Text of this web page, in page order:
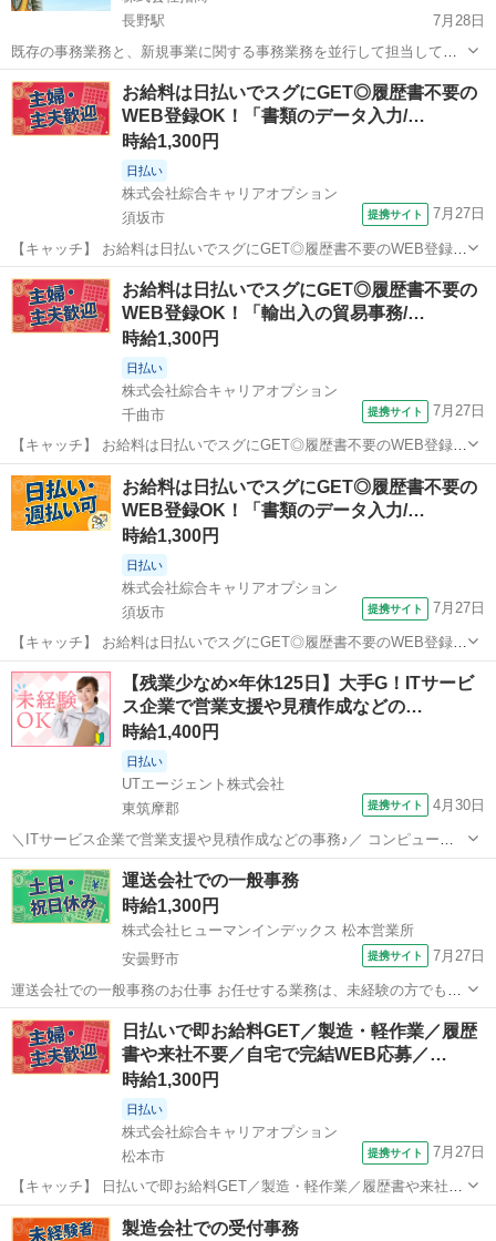
長野駅
7月28日
既存の事務業務と、新規事業に関する事務業務を並行して担当してい
ただきます。入社当初は一般事務を中心とし、習熟に応じて新規事業
側の比重を高めいく予定です。 ■ 一般事務業務 電話応対・来客対応
各種書類作成（Word...
長野 長野市 長野駅 事務 業務
お給料は日払いでスグにGET◎履歴書不要の
WEB登録OK！「書類のデータ入力/…
時給1,300円
日払い
株式会社綜合キャリアオプション
須坂市
提携サイト 7月27日
【キャッチ】 お給料は日払いでスグにGET◎履歴書不要のWEB登録
OK！「書類のデータ入力/事務」高時給1300円！北須坂周辺！20代～
40代のスタッフが多数活躍中★ 【コメント】 ＼大手人材派遣会社で働
きませんか♪／ ...
長野 須坂市 一般事務
お給料は日払いでスグにGET◎履歴書不要の
WEB登録OK！「輸出入の貿易事務/…
時給1,300円
日払い
株式会社綜合キャリアオプション
千曲市
提携サイト 7月27日
【キャッチ】 お給料は日払いでスグにGET◎履歴書不要のWEB登録
OK！「輸出入の貿易事務/書類作成」高時給1300円！戸倉周辺！20代
～40代のスタッフが多数活躍中★ 【コメント】 製造のお仕事をお探し
におススメ♪ 「...
長野 千曲市 一般事務
お給料は日払いでスグにGET◎履歴書不要の
WEB登録OK！「書類のデータ入力/…
時給1,300円
日払い
株式会社綜合キャリアオプション
須坂市
提携サイト 7月27日
【キャッチ】 お給料は日払いでスグにGET◎履歴書不要のWEB登録
OK！「書類のデータ入力/事務」高時給1300円！北須坂周辺！20代～
40代のスタッフが多数活躍中★ 【コメント】 ＼大手人材派遣会社で働
長野 須坂市 一般事務
【残業少なめ×年休125日】大手G！ITサービ
ス企業で営業支援や見積作成などの…
時給1,400円
日払い
UTエージェント株式会社
東筑摩郡
提携サイト 4月30日
＼ITサービス企業で営業支援や見積作成などの事務♪／ コンピュータ
ーおよび周辺機器、 情報ネットワークサービスなどを扱っている会社
です♪ コミュニケーション力やPCスキルを高められるお仕事です！ ＜
具体的には…＞ ◆営業...
長野 東筑摩郡 一般事務
運送会社での一般事務
時給1,300円
株式会社ヒューマンインデックス 松本営業所
安曇野市
提携サイト 7月27日
運送会社での一般事務のお仕事 お任せする業務は、未経験の方でも安
心してスタートできる内容です 【業務内容】 ・ドライバー運行日報へ
の入力 ・経費の精算入力 ・受領書の処理、請求書の作成 ・取引先へ
のメール送付 ・その他、...
長野 安曇野市 一般事務
日払いで即お給料GET／製造・軽作業／履歴
書や来社不要／自宅で完結WEB応募／…
時給1,300円
日払い
株式会社綜合キャリアオプション
松本市
提携サイト 7月27日
【キャッチ】 日払いで即お給料GET／製造・軽作業／履歴書や来社不
要／自宅で完結WEB応募／松本市周辺 【コメント】 製造のお仕事を
お探しにおススメ♪ 「未経験でも出来る仕事ないかな・・・」 「新し
長野 松本市 一般事務
製造会社での受付事務